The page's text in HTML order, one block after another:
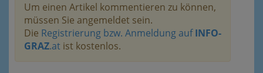
Um einen Artikel kommentieren zu können,
müssen Sie angemeldet sein.
Die Registrierung bzw. Anmeldung aufINFO-
GRAZ.at ist kostenlos.